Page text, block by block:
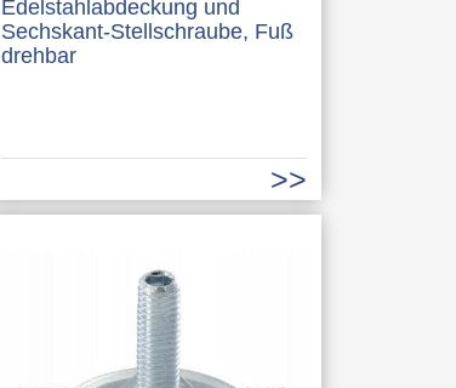
Edelstahlabdeckung und
Sechskant-Stellschraube, Fuß
drehbar